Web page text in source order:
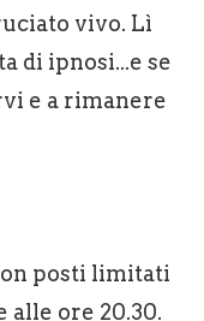
vivo. Lì
di ipnosi...e se
e a rimanere
posti limitati
alle ore 20.30.